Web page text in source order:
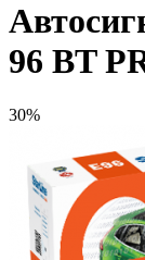
96 BT
30%